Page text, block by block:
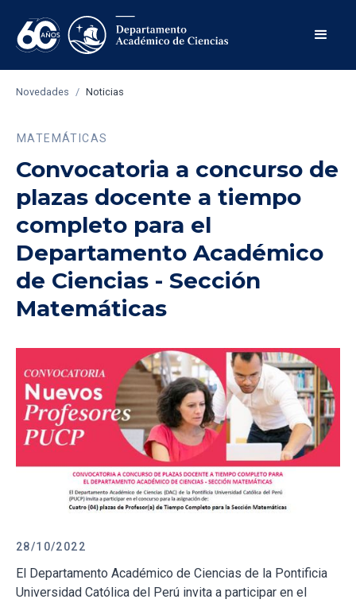
Novedades / Noticias
MATEMÁTICAS
Convocatoria a concurso de
plazas docente a tiempo
completo para el
Departamento Académico
de Ciencias - Sección
Matemáticas
28/10/2022
El Departamento Académico de Ciencias de la Pontificia
Universidad Católica del Perú invita a participar en el